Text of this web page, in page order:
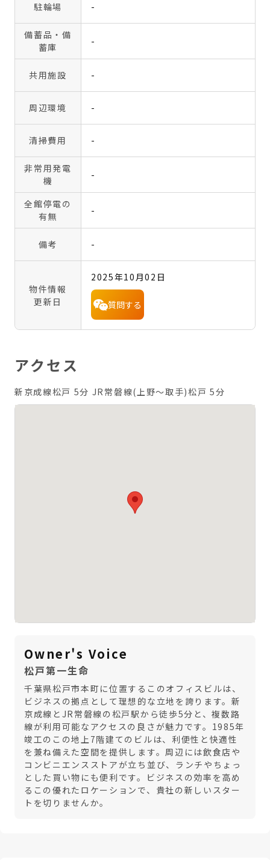
駐輪場 -
備蓄品・備
蓄庫
-
共用施設 -
周辺環境 -
清掃費用 -
非常用発電
機
-
全館停電の
有無
-
備考 -
物件情報
更新日
2025年10月02日
質問する
アクセス
新京成線松戸 5分 JR常磐線(上野～取手)松戸 5分
Owner's Voice
松戸第一生命
千葉県松戸市本町に位置するこのオフィスビルは、
ビジネスの拠点として理想的な立地を誇ります。新
京成線とJR常磐線の松戸駅から徒歩5分と、複数路
線が利用可能なアクセスの良さが魅力です。1985年
竣工のこの地上7階建てのビルは、利便性と快適性
を兼ね備えた空間を提供します。周辺には飲食店や
コンビニエンスストアが立ち並び、ランチやちょっ
とした買い物にも便利です。ビジネスの効率を高め
るこの優れたロケーションで、貴社の新しいスター
トを切りませんか。